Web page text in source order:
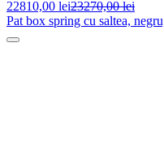
22810,00 lei23270,00 lei
Pat box spring cu saltea,